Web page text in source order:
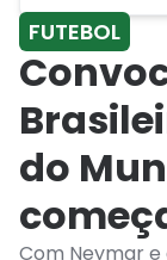
FUTEBOL
do
Com Neymar